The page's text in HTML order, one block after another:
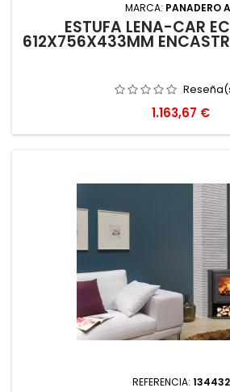
MARCA: PANADERO
ESTUFA LEÑA-CAR
612X756X433MM
Precio
1.163,67 €
REFERENCIA: 134432